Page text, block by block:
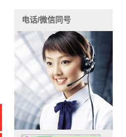
电话/微信同号